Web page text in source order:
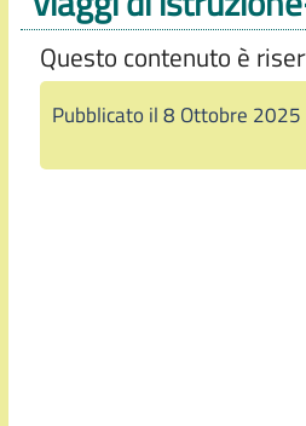
Questo contenuto è
Pubblicato il 8 Ottobre 2025